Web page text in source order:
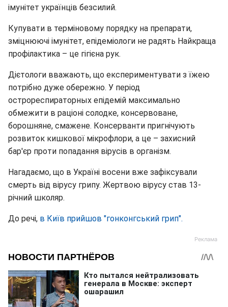
імунітет українців безсилий.
Купувати в терміновому порядку на препарати,
зміцнюючі імунітет, епідеміологи не радять Найкраща
профілактика – це гігієна рук.
Дієтологи вважають, що експериментувати з їжею
потрібно дуже обережно. У період
острореспираторных епідемій максимально
обмежити в раціоні солодке, консервоване,
борошняне, смажене. Консерванти пригнічують
розвиток кишкової мікрофлори, а це – захисний
бар'єр проти попадання вірусів в організм.
Нагадаємо, що в Україні восени вже зафіксували
смерть від вірусу грипу. Жертвою вірусу став 13-
річний школяр.
До речі, в Київ прийшов "гонконгський грип".